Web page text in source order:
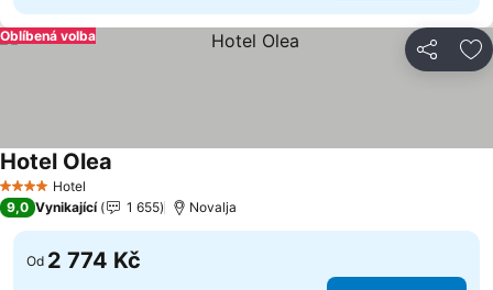
Sdílet
Oblíbená volba
4 Počet hvězdiček
Hotel
Hotel Olea
9,0 Vynikající 1 655 Novalja
Od 2 774 Kč